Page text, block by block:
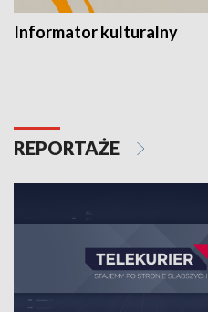
Informator kulturalny
REPORTAŻE